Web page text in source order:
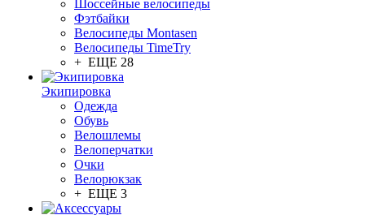
Шоссейные велосипеды
Фэтбайки
Велосипеды Montasen
Велосипеды TimeTry
+ ЕЩЕ 28
Экипировка
Одежда
Обувь
Велошлемы
Велоперчатки
Очки
Велорюкзак
+ ЕЩЕ 3